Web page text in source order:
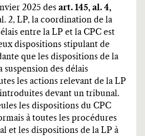
2025 des art. 145, al. 4,
2, LP, la coordination de la
entre la LP et la CPC est
dispositions stipulant de
que les dispositions de la
suspension des délais
les actions relevant de la LP
devant un tribunal.
les dispositions du CPC
à toutes les procédures
et les dispositions de la LP à